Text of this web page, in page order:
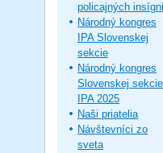
policajných
Národný kongres
IPA Slovenskej
sekcie
Národný kongres
Slovenskej sekcie
IPA 2025
Naši priatelia
Návštevníci zo
sveta